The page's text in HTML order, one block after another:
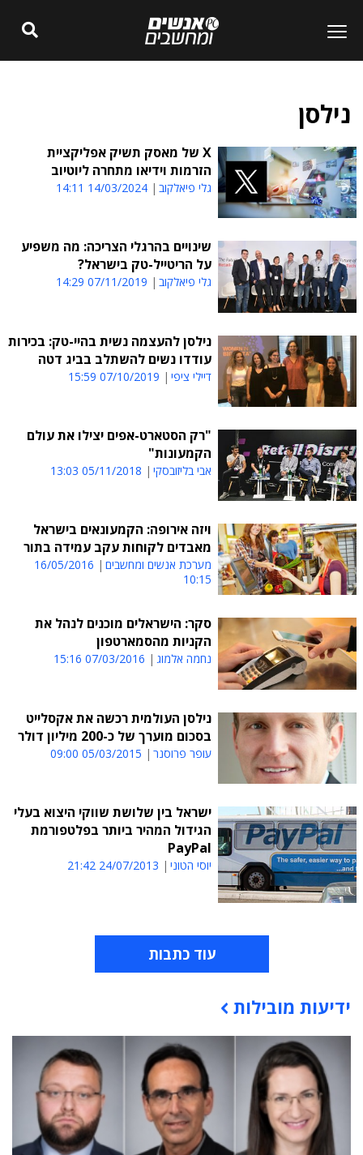
נילסן
X של מאסק תשיק אפליקציית
הזרמות וידיאו מתחרה ליוטיוב
גלי פיאלקוב 14/03/2024 14:11
שינויים בהרגלי הצריכה: מה משפיע
על הריטייל-טק בישראל?
גלי פיאלקוב 07/11/2019 14:29
נילסן להעצמה נשית בהיי-טק: בכירות
עודדו נשים להשתלב בביג דטה
דיילי ציפי 07/10/2019 15:59
"רק הסטארט-אפים יצילו את עולם
הקמעונות"
אבי בליזובסקי 05/11/2018 13:03
ויזה אירופה: הקמעונאים בישראל
מאבדים לקוחות עקב עמידה בתור
מערכת אנשים ומחשבים
16/05/2016
10:15
סקר: הישראלים מוכנים לנהל את
הקניות מהסמארטפון
נחמה אלמוג 07/03/2016 15:16
נילסן העולמית רכשה את אקסלייט
בסכום מוערך של כ-200 מיליון דולר
עופר פרוסנר 05/03/2015 09:00
ישראל בין שלושת שווקי היצוא בעלי
הגידול המהיר ביותר בפלטפורמת
PayPal
יוסי הטוני 24/07/2013 21:42
עוד כתבות
תוכן פרסומי
ידיעות מובילות